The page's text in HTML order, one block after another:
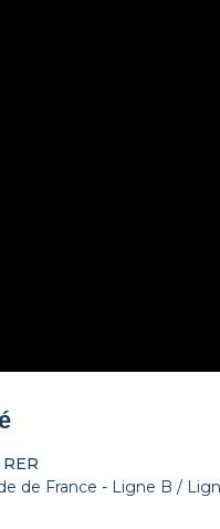
RER
de France - Ligne B /